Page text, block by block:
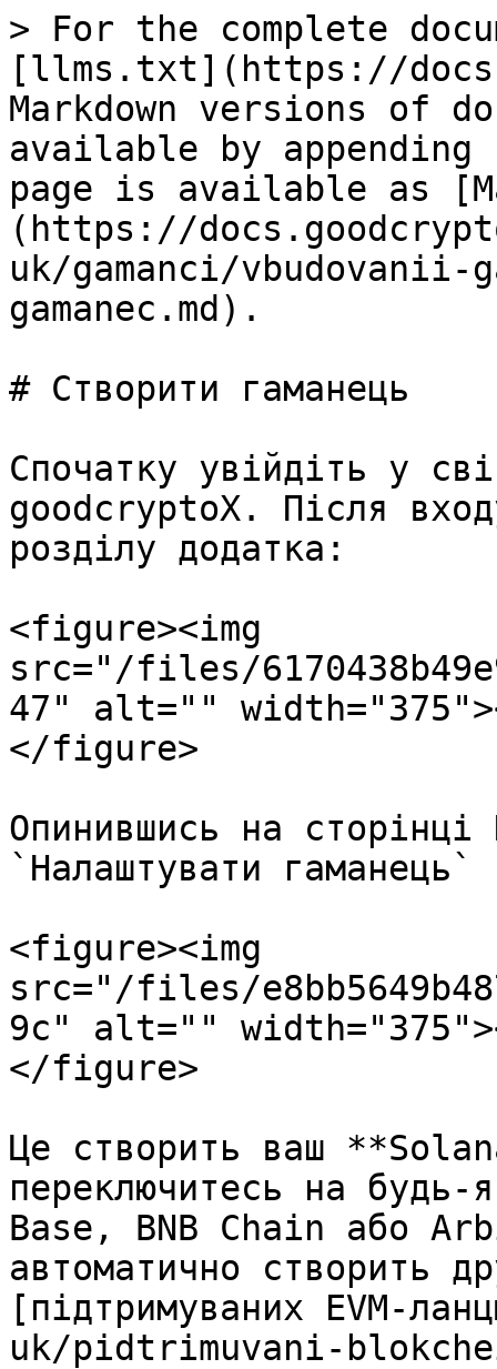
> For the complete
[llms.txt](https://
Markdown versions of
available by
page is available as
(https://
uk/gamanci/
gamanec.md).
# Створити гаманець
Спочатку увійдіть у
goodcryptoX. Після
розділу додатка:
<figure><img
src="/files/
47" alt=""
</figure>
Опинившись на
`Налаштувати
<figure><img
src="/files/
9c" alt=""
</figure>
Це створить ваш
переключитесь на будь-
Base, BNB Chain або
автоматично створить
[підтримуваних EVM-
uk/pidtrimuvani-